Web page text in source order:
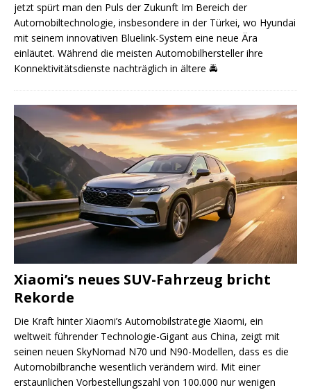
jetzt spürt man den Puls der Zukunft Im Bereich der
Automobiltechnologie, insbesondere in der Türkei, wo Hyundai
mit seinem innovativen Bluelink-System eine neue Ära
einläutet. Während die meisten Automobilhersteller ihre
Konnektivitätsdienste nachträglich in ältere 🚔
Xiaomi’s neues SUV-Fahrzeug bricht
Rekorde
Die Kraft hinter Xiaomi’s Automobilstrategie Xiaomi, ein
weltweit führender Technologie-Gigant aus China, zeigt mit
seinen neuen SkyNomad N70 und N90-Modellen, dass es die
Automobilbranche wesentlich verändern wird. Mit einer
erstaunlichen Vorbestellungszahl von 100.000 nur wenigen